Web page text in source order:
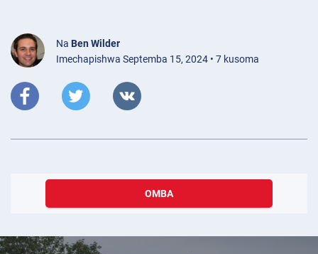
Na Ben Wilder
Imechapishwa Septemba 15, 2024 • 7 kusoma
OMBA